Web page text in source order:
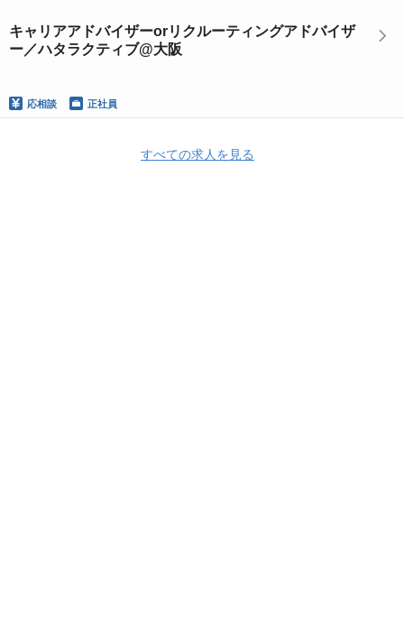
キャリアアドバイザーorリクルーティングアドバイザ
ー／ハタラクティブ@大阪
応相談 正社員
すべての求人を見る